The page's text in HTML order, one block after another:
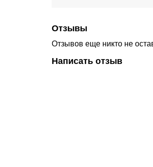
Отзывы
Отзывов еще никто не
Написать отзыв